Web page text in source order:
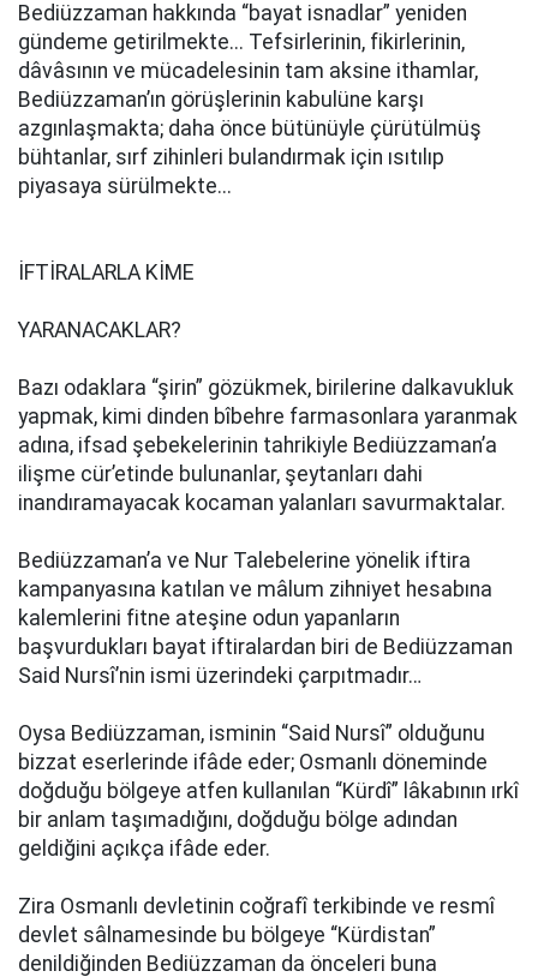
Bediüzzaman hakkında “bayat isnadlar” yeniden
gündeme getirilmekte... Tefsirlerinin, fikirlerinin,
dâvâsının ve mücadelesinin tam aksine ithamlar,
Bediüzzaman’ın görüşlerinin kabulüne karşı
azgınlaşmakta; daha önce bütünüyle çürütülmüş
bühtanlar, sırf zihinleri bulandırmak için ısıtılıp
piyasaya sürülmekte...
İFTİRALARLA KİME
YARANACAKLAR?
Bazı odaklara “şirin” gözükmek, birilerine dalkavukluk
yapmak, kimi dinden bîbehre farmasonlara yaranmak
adına, ifsad şebekelerinin tahrikiyle Bediüzzaman’a
ilişme cür’etinde bulunanlar, şeytanları dahi
inandıramayacak kocaman yalanları savurmaktalar.
Bediüzzaman’a ve Nur Talebelerine yönelik iftira
kampanyasına katılan ve mâlum zihniyet hesabına
kalemlerini fitne ateşine odun yapanların
başvurdukları bayat iftiralardan biri de Bediüzzaman
Said Nursî’nin ismi üzerindeki çarpıtmadır…
Oysa Bediüzzaman, isminin “Said Nursî” olduğunu
bizzat eserlerinde ifâde eder; Osmanlı döneminde
doğduğu bölgeye atfen kullanılan “Kürdî” lâkabının ırkî
bir anlam taşımadığını, doğduğu bölge adından
geldiğini açıkça ifâde eder.
Zira Osmanlı devletinin coğrafî terkibinde ve resmî
devlet sâlnamesinde bu bölgeye “Kürdistan”
denildiğinden Bediüzzaman da önceleri buna